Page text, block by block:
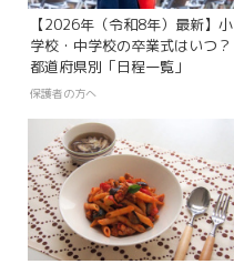
【2026年（令和8年）最新】小
学校・中学校の卒業式はいつ？
都道府県別「日程一覧」
保護者の方へ